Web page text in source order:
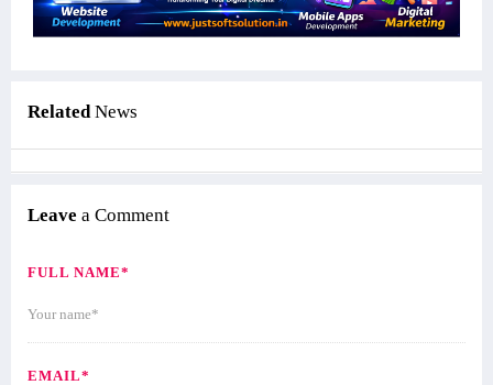
RelatedNews
Leave a Comment
FULL NAME*
EMAIL*